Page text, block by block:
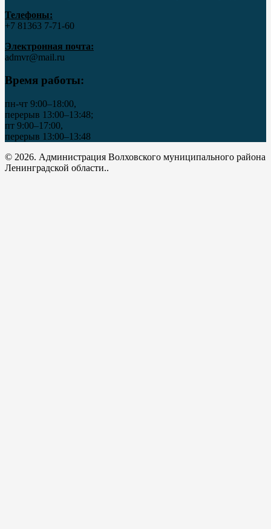
Телефоны:
+7 81363 7‑71-60
Электронная почта:
admvr@mail.ru
Время работы:
пн-чт 9:00–18:00,
перерыв 13:00–13:48;
пт 9:00–17:00,
перерыв 13:00–13:48
© 2026. Администрация Волховского муниципального района
Ленинградской области..